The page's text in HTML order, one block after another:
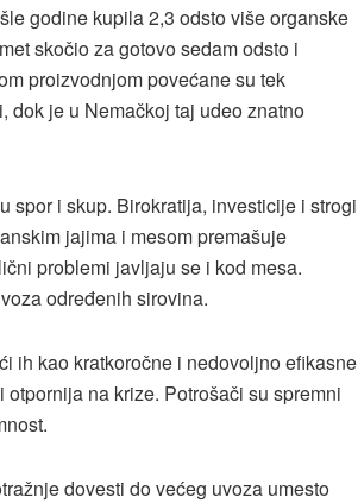
godine kupila 2,3 odsto više organske
skočio za gotovo sedam odsto i
proizvodnjom povećane su tek
dok je u Nemačkoj taj udeo znatno
spor i skup. Birokratija, investicije i strogi
jajima i mesom premašuje
problemi javljaju se i kod mesa.
određenih sirovina.
ih kao kratkoročne i nedovoljno efikasne
na krize. Potrošači su spremni
dovesti do većeg uvoza umesto